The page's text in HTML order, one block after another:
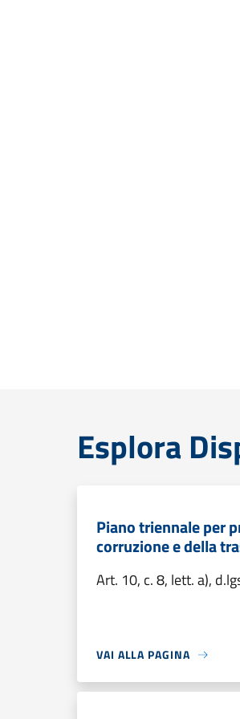
Esplora
Piano triennale per
corruzione e della
Art. 10, c. 8, lett. a),
VAI ALLA PAGINA